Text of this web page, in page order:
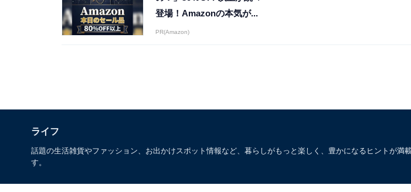
登場！Amazonの本気が...
PR(Amazon)
ライフ
話題の生活雑貨やファッション、お出かけスポット情報など、暮らしがもっと楽しく、豊かになるヒントが
す。